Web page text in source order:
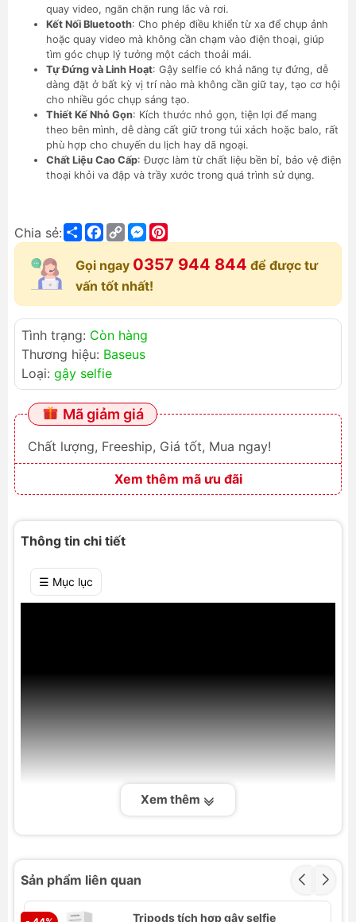
quay video, ngăn chặn rung lắc và rơi.
Kết Nối Bluetooth: Cho phép điều khiển từ xa để chụp ảnh
hoặc quay video mà không cần chạm vào điện thoại, giúp
tìm góc chụp lý tưởng một cách thoải mái.
Tự Đứng và Linh Hoạt: Gậy selfie có khả năng tự đứng, dễ
dàng đặt ở bất kỳ vị trí nào mà không cần giữ tay, tạo cơ hội
cho nhiều góc chụp sáng tạo.
Thiết Kế Nhỏ Gọn: Kích thước nhỏ gọn, tiện lợi để mang
theo bên mình, dễ dàng cất giữ trong túi xách hoặc balo, rất
phù hợp cho chuyến du lịch hay dã ngoại.
Chất Liệu Cao Cấp: Được làm từ chất liệu bền bỉ, bảo vệ điện
thoại khỏi va đập và trầy xước trong quá trình sử dụng.
Chia sẻ: ShareFacebook
Copy
Link
Messenger
Gọi ngay 0357 944 844 để được tư
vấn tốt nhất!
Tình trạng: Còn hàng
Thương hiệu: Baseus
Loại: gậy selfie
Mã giảm giá
Chất lượng, Freeship, Giá tốt, Mua ngay!
Xem thêm mã ưu đãi
Thông tin chi tiết
☰ Mục lục
Giới Thiệu Tổng Quan về Gậy Selfie Từ
Tính Baseus TechShot Series Dual-
Support Phone
Xem thêm
Sản phẩm liên quan
Tripods tích hợp gậy selfie